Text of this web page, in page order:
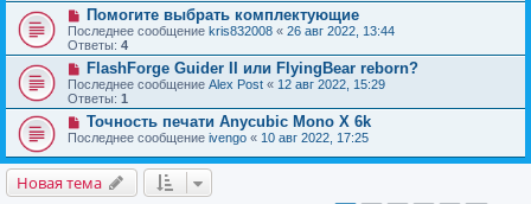
Помогите выбрать комплектующие
Последнее сообщение kris832008 « 26 авг 2022, 13:44
Ответы: 4
FlashForge Guider II или FlyingBear reborn?
Последнее сообщение Alex Post « 12 авг 2022, 15:29
Ответы: 1
Точность печати Anycubic Mono X 6k
Последнее сообщение ivengo « 10 авг 2022, 17:25
Новая тема